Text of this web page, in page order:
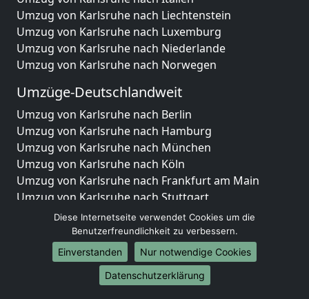
Umzug von Karlsruhe nach Liechtenstein
Umzug von Karlsruhe nach Luxemburg
Umzug von Karlsruhe nach Niederlande
Umzug von Karlsruhe nach Norwegen
Umzüge-Deutschlandweit
Umzug von Karlsruhe nach Berlin
Umzug von Karlsruhe nach Hamburg
Umzug von Karlsruhe nach München
Umzug von Karlsruhe nach Köln
Umzug von Karlsruhe nach Frankfurt am Main
Umzug von Karlsruhe nach Stuttgart
Umzug von Karlsruhe nach Düsseldorf
Umzug von Karlsruhe nach Leipzig
Umzug von Karlsruhe nach Dortmund
Umzug von Karlsruhe nach Essen
Umzug von Karlsruhe nach Bremen
Diese Internetseite verwendet Cookies um die
Benutzerfreundlichkeit zu verbessern.
Einverstanden
Nur notwendige Cookies
Datenschutzerklärung